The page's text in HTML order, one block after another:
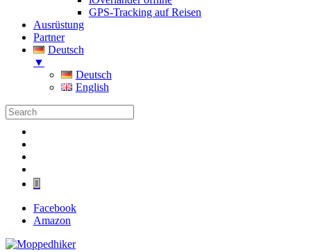
GPS-Tracking auf Reisen
Ausrüstung
Partner
Deutsch
▼
Deutsch
English
Facebook
Amazon